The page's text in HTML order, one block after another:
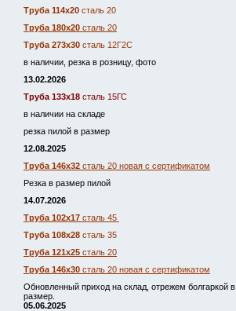
Труба 114х20 сталь 20
Труба 180х20 сталь 20
Труба 273х30 сталь 12Г2С
в наличии, резка в розницу, фото
13.02.2026
Труба 133х18 сталь 15ГС
в наличии на складе
резка пилой в размер
12.08.2025
Труба 146х32 сталь 20 новая с сертификатом
Резка в размер пилой
14.07.2026
Труба 102х17 сталь 45
Труба 108х28 сталь 35
Труба 121х25 сталь 20
Труба 146х30 сталь 20 новая с сертификатом
Обновленный приход на склад, отрежем болгаркой в
размер.
05.06.2025